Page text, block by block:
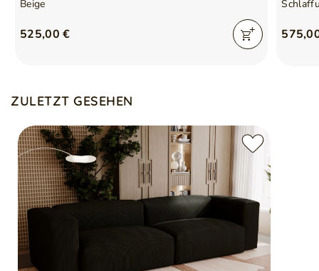
Beige
525,00 €
ZULETZT GESEHEN